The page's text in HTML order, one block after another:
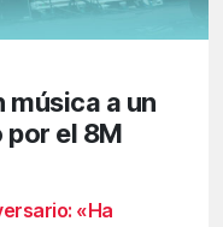
música a un
por el 8M
«Ha